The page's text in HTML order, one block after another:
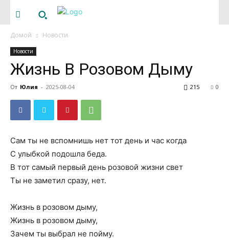
Домой Новости
Новости
Жизнь В Розовом Дыму
От Юлия - 2025-08-04 0
215
Сам ты не вспомнишь нет тот день и час когда
С улыбкой подошла беда.
В тот самый первый день розовой жизни свет
Ты не заметил сразу, нет.
Жизнь в розовом дыму,
Жизнь в розовом дыму,
Зачем ты выбрал не пойму.